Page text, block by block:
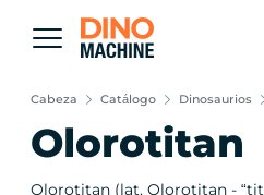
Cabeza Catálogo Dinosaurios
Olorotitan
Olorotitan (lat. Olorotitan -